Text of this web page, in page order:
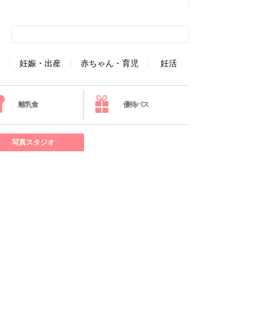
妊娠・出産 赤ちゃん・育児 妊活
離乳食 優待パス
写真スタジオ